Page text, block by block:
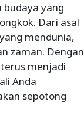
budaya yang
Dari asal
mendunia,
zaman. Dengan
menjadi
Anda
sepotong